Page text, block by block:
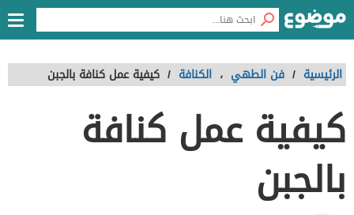
الرئيسية / فن الطهي ، الكنافة / كيفية عمل كنافة بالجبن
كيفية عمل كنافة
بالجبن